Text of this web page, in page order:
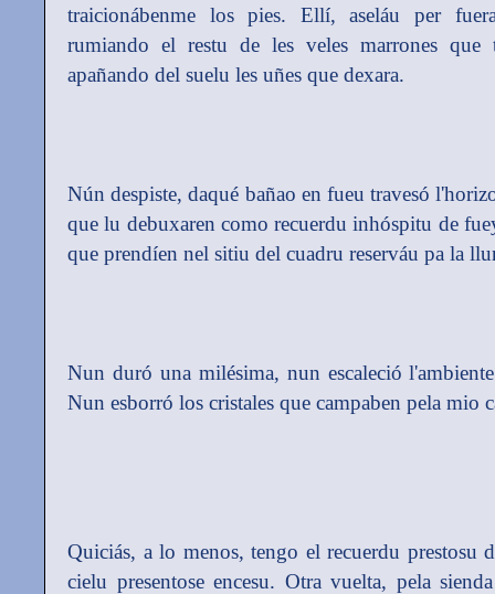
traicionábenme los pies. Ellí, aseláu per
rumiando el restu de les veles marrones que
apañando del suelu les uñes que dexara.
Nún despiste, daqué bañao en fueu travesó
que lu debuxaren como recuerdu inhóspitu de
que prendíen nel sitiu del cuadru reserváu pa la
Nun duró una milésima, nun escaleció
Nun esborró los cristales que campaben pela mio
Quiciás, a lo menos, tengo el recuerdu prestosu
cielu presentose encesu. Otra vuelta, pela